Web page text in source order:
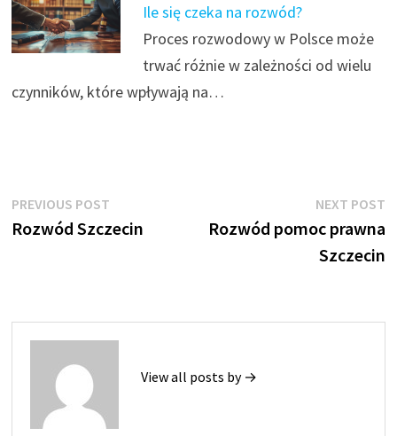
Ile się czeka na rozwód?
Proces rozwodowy w Polsce może
trwać różnie w zależności od wielu
czynników, które wpływają na…
Nawigacja
wpisu
PREVIOUS POSTPrevious
post:
Rozwód Szczecin
NEXT POST
Rozwód pomoc prawna
Szczecin
View all posts by →